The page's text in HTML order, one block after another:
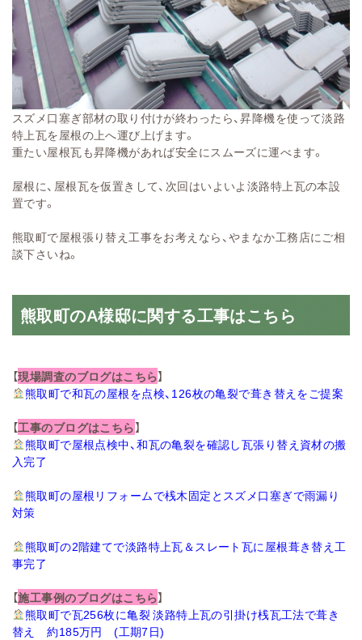
スズメ口塞ぎ部材の取り付けが終わったら、昇降機を使って淡路
特上瓦を屋根の上へ運び上げます。
重たい屋根瓦も昇降機があれば安全にスムーズに運べます。
屋根に、屋根瓦を仮置きして、次回はいよいよ淡路特上瓦の本設
置です。
熊取町で屋根張り替え工事をお考えなら、やまなか工務店にご相
談下さいね。
熊取町のA様邸に関する工事はこちら
【現場調査のブログはこちら】
熊取町で和瓦の屋根を点検、126枚の亀裂で葺き替えをご提案
【工事のブログはこちら】
熊取町で屋根点検中、和瓦の亀裂を確認し瓦張り替え資材の搬
入完了
熊取町の屋根リフォームで桟木固定とスズメ口塞ぎで雨漏り
対策
熊取町の2階建てで淡路特上瓦＆スレート瓦に屋根葺き替え工
事完了
【施工事例のブログはこちら】
熊取町で瓦256枚に亀裂 淡路特上瓦の引掛け桟瓦工法で葺き
替え 約185万円 (工期7日)